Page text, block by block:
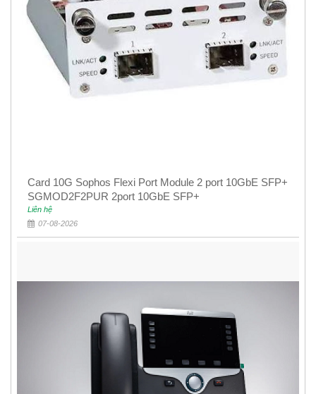
Card 10G Sophos Flexi Port Module 2 port 10GbE SFP+
SGMOD2F2PUR 2port 10GbE SFP+
Liên hệ
07-08-2026